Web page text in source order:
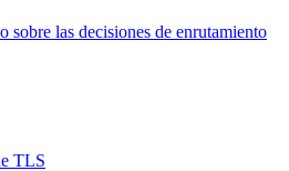
sobre las decisiones de enrutamiento
TLS